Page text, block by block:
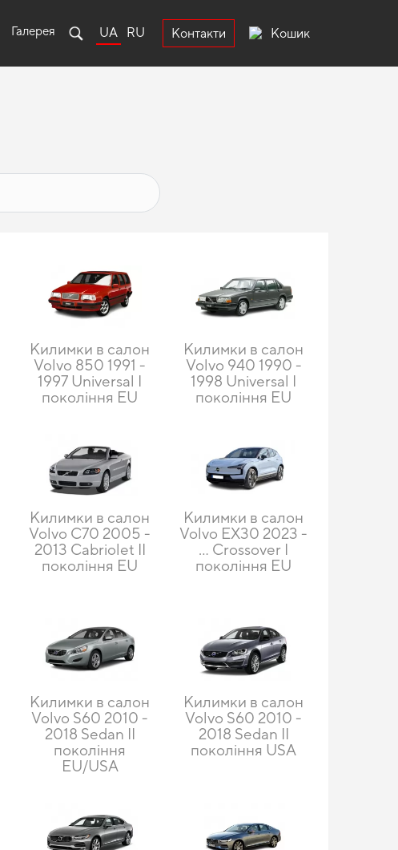
Галерея UA RU Контакти Кошик
Килимки в салон
Volvo 850 1991 -
1997 Universal I
покоління EU
Килимки в салон
Volvo 940 1990 -
1998 Universal I
покоління EU
Килимки в салон
Volvo C70 2005 -
2013 Cabriolet II
покоління EU
Килимки в салон
Volvo EX30 2023 -
… Crossover I
покоління EU
Килимки в салон
Volvo S60 2010 -
2018 Sedan II
покоління
EU/USA
Килимки в салон
Volvo S60 2010 -
2018 Sedan II
покоління USA